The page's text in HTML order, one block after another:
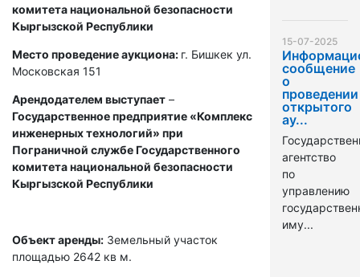
комитета национальной безопасности
Кыргызской Республики
Место проведение аукциона: г. Бишкек ул.
Московская 151
Арендодателем выступает –
Государственное предприятие «Комплекс
инженерных технологий» при
Пограничной службе Государственного
комитета национальной безопасности
Кыргызской Республики
Объект аренды: Земельный участок
площадью 2642 кв м.
15-07-2025
сообщение
о
проведении
открытого
ау...
агентство
по
управлению
иму...